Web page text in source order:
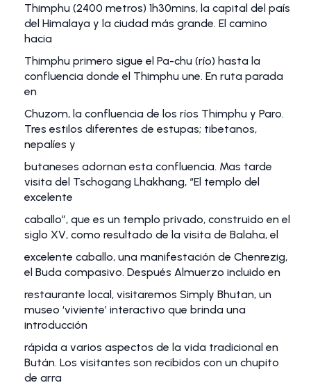
Thimphu (2400 metros) 1h30mins, la capital del país
del Himalaya y la ciudad más grande. El camino
hacia
Thimphu primero sigue el Pa-chu (río) hasta la
confluencia donde el Thimphu une. En ruta parada
en
Chuzom, la confluencia de los ríos Thimphu y Paro.
Tres estilos diferentes de estupas; tibetanos,
nepalíes y
butaneses adornan esta confluencia. Mas tarde
visita del Tschogang Lhakhang, “El templo del
excelente
caballo”, que es un templo privado, construido en el
siglo XV, como resultado de la visita de Balaha, el
excelente caballo, una manifestación de Chenrezig,
el Buda compasivo. Después Almuerzo incluido en
restaurante local, visitaremos Simply Bhutan, un
museo ‘viviente’ interactivo que brinda una
introducción
rápida a varios aspectos de la vida tradicional en
Bután. Los visitantes son recibidos con un chupito
de arra